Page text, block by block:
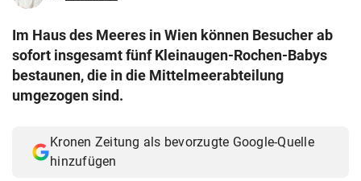
search
eingeben
Muthgasse 2, 1190 Wien
Im Haus des Meeres in Wien können Besucher ab
sofort insgesamt fünf Kleinaugen-Rochen-Babys
bestaunen, die in die Mittelmeerabteilung
umgezogen sind.
Kronen Zeitung als bevorzugte Google-Quelle
hinzufügen